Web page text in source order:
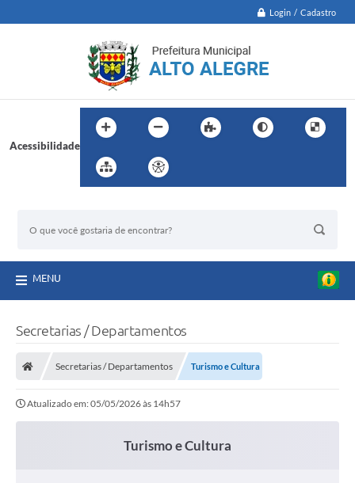
Login / Cadastro
Acessibilidade
MENU
Secretarias / Departamentos
Secretarias / Departamentos Turismo e Cultura
Atualizado em: 05/05/2026 às 14h57
Turismo e Cultura